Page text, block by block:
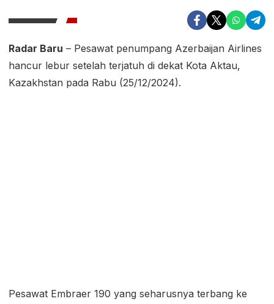
Radar Baru – Pesawat penumpang Azerbaijan Airlines
hancur lebur setelah terjatuh di dekat Kota Aktau,
Kazakhstan pada Rabu (25/12/2024).
Pesawat Embraer 190 yang seharusnya terbang ke